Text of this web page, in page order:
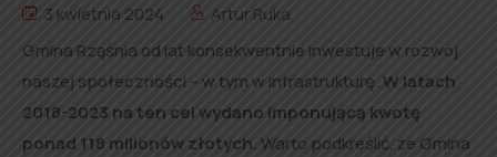
3 kwietnia 2024
Artur Ruka
Gmina Rząśnia od lat konsekwentnie inwestuje w rozwój
naszej społeczności – w tym w infrastrukturę.W latach
2018-2023 na ten cel wydano imponującą kwotę
ponad 118 milionów złotych.Warto podkreślić, że Gmina